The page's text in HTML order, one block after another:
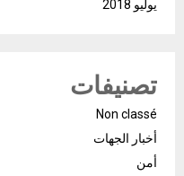
يوليو 2018
تصنيفات
Non classé
أخبار الجهات
أمن